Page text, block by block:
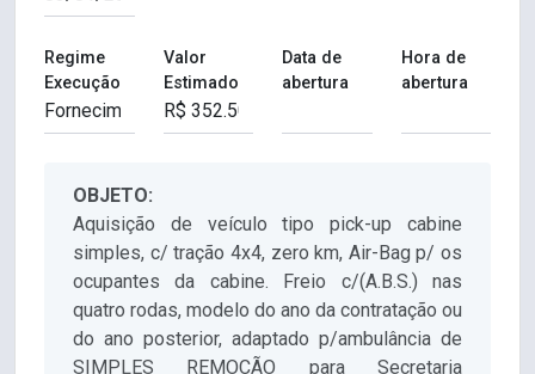
Regime
Execução
Valor
Estimado
Data de
abertura
Hora de
abertura
OBJETO:
Aquisição de veículo tipo pick-up cabine
simples, c/ tração 4x4, zero km, Air-Bag p/ os
ocupantes da cabine. Freio c/(A.B.S.) nas
quatro rodas, modelo do ano da contratação ou
do ano posterior, adaptado p/ambulância de
SIMPLES REMOÇÃO para Secretaria